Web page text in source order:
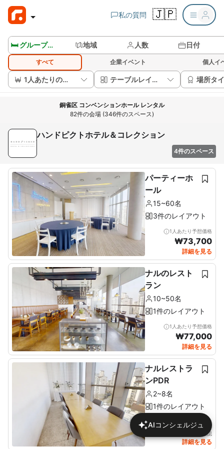
私の質問 🇯🇵
🛏️ グループルームを見る 地域 人数 日付
すべて 企業イベント 個人イ
1人あたりの価格 テーブルレイアウト 場所タ
銅雀区 コンベンションホール レンタル
82件の会場 (346件のスペース)
ハンドピクトホテル＆コレクション
4件のスペース
パーティーホ
ール
15~60名
3件のレイアウト
1人あたり予想価格
₩73,700
詳細を見る
ナルのレスト
ラン
10~50名
1件のレイアウト
1人あたり予想価格
₩77,000
詳細を見る
ナルレストラ
ンPDR
2~8名
1件のレイアウト
詳細で価格を確認
詳細を見る
AIコンシェルジュ